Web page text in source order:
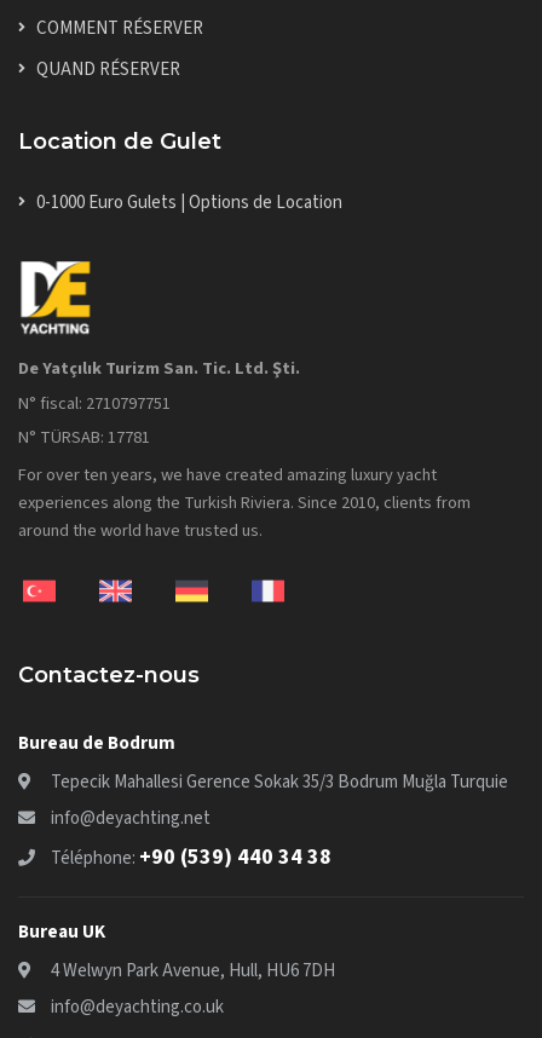
COMMENT RÉSERVER
QUAND RÉSERVER
Location de Gulet
0-1000 Euro Gulets | Options de Location
De Yatçılık Turizm San. Tic. Ltd. Şti.
N° fiscal: 2710797751
N° TÜRSAB: 17781
For over ten years, we have created amazing luxury yacht
experiences along the Turkish Riviera. Since 2010, clients from
around the world have trusted us.
Contactez-nous
Bureau de Bodrum
Tepecik Mahallesi Gerence Sokak 35/3 Bodrum Muğla Turquie
info@deyachting.net
Téléphone: +90 (539) 440 34 38
Bureau UK
4 Welwyn Park Avenue, Hull, HU6 7DH
info@deyachting.co.uk